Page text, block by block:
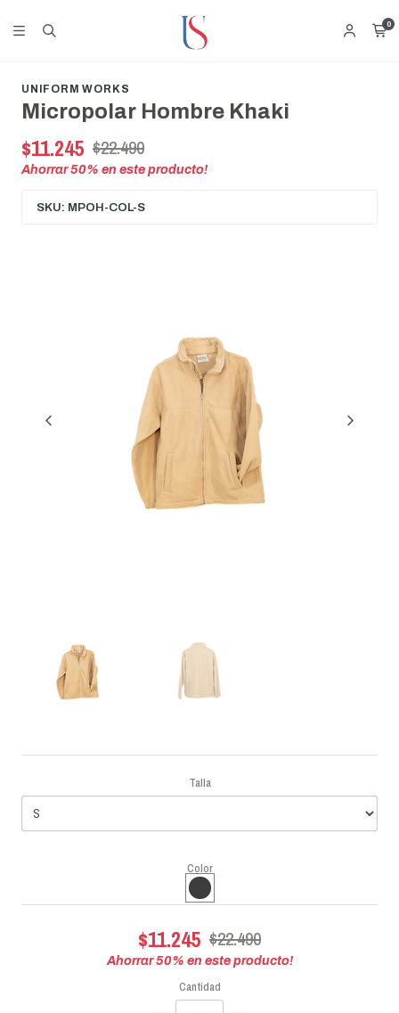
0
UNIFORM WORKS
Micropolar Hombre Khaki
$11.245 $22.490
Ahorrar50% en este producto!
SKU: MPOH-COL-S
Talla
Color
$11.245 $22.490
Ahorrar50% en este producto!
Cantidad